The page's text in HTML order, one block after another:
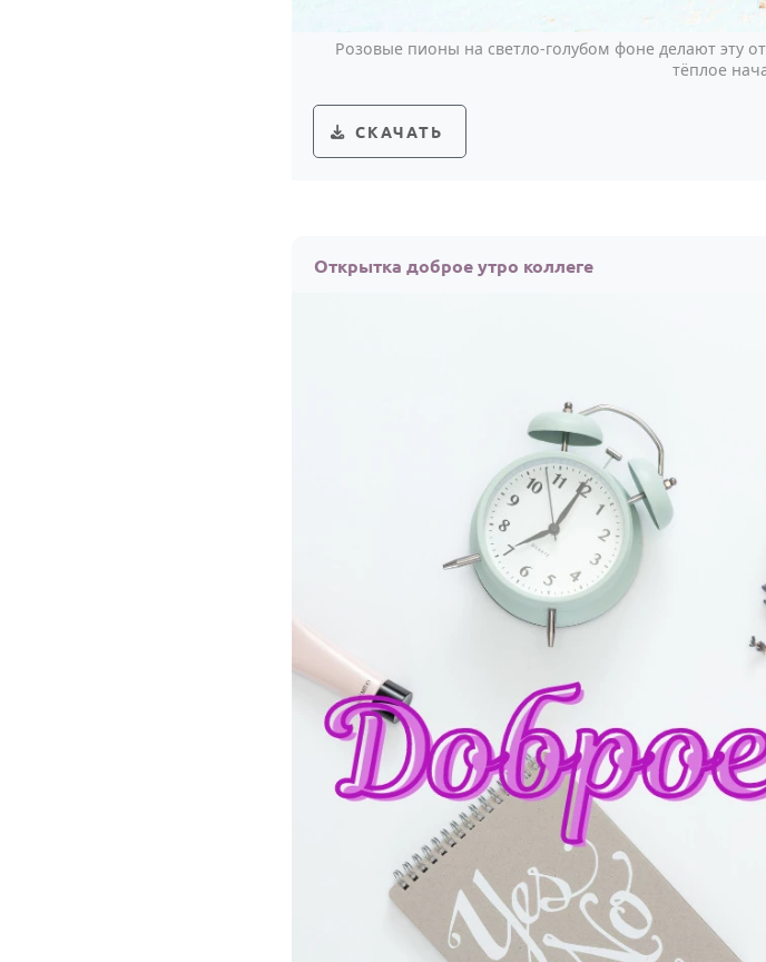
Розовые пионы на светло-голубом фоне делают эту
тёплое
СКАЧАТЬ
Открытка доброе утро коллеге